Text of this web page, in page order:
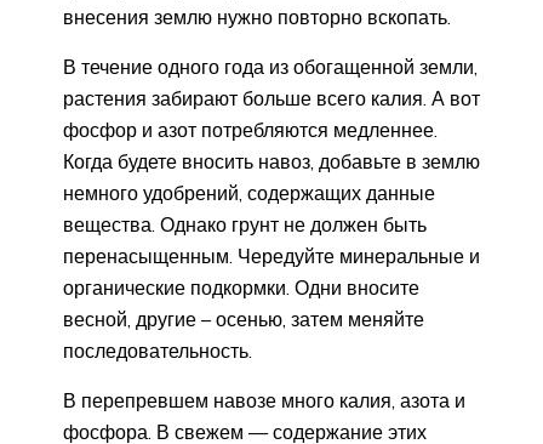
внесения землю нужно повторно вскопать.
В течение одного года из обогащенной земли,
растения забирают больше всего калия. А вот
фосфор и азот потребляются медленнее.
Когда будете вносить навоз, добавьте в землю
немного удобрений, содержащих данные
вещества. Однако грунт не должен быть
перенасыщенным. Чередуйте минеральные и
органические подкормки. Одни вносите
весной, другие – осенью, затем меняйте
последовательность.
В перепревшем навозе много калия, азота и
фосфора. В свежем — содержание этих